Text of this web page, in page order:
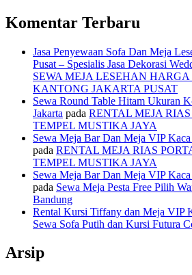
Komentar Terbaru
Jasa Penyewaan Sofa Dan Meja
Pusat – Spesialis Jasa Dekorasi
SEWA MEJA LESEHAN
KANTONG JAKARTA PUSAT
Sewa Round Table Hitam Ukuran
Jakarta pada RENTAL MEJA
TEMPEL MUSTIKA JAYA
Sewa Meja Bar Dan Meja VIP
pada RENTAL MEJA RIAS
TEMPEL MUSTIKA JAYA
Sewa Meja Bar Dan Meja VIP
pada Sewa Meja Pesta Free Pilih
Bandung
Rental Kursi Tiffany dan Meja VIP
Sewa Sofa Putih dan Kursi Futura
Arsip